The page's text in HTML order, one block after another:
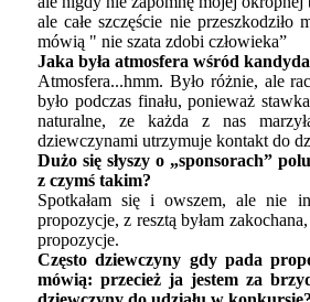
ale całe szczęście nie
mówią " nie szata zdobi człowieka”
Jaka była atmosfera wśród
Atmosfera...hmm. Było różnie, ale
było podczas finału, ponieważ
naturalne, ze każda z nas
dziewczynami utrzymuje kontakt do
Dużo się słyszy o „sponsorach”
z czymś takim?
Spotkałam się i owszem, ale nie
propozycje, z resztą byłam
propozycje.
Często dziewczyny gdy pada
mówią: przecież ja jestem za